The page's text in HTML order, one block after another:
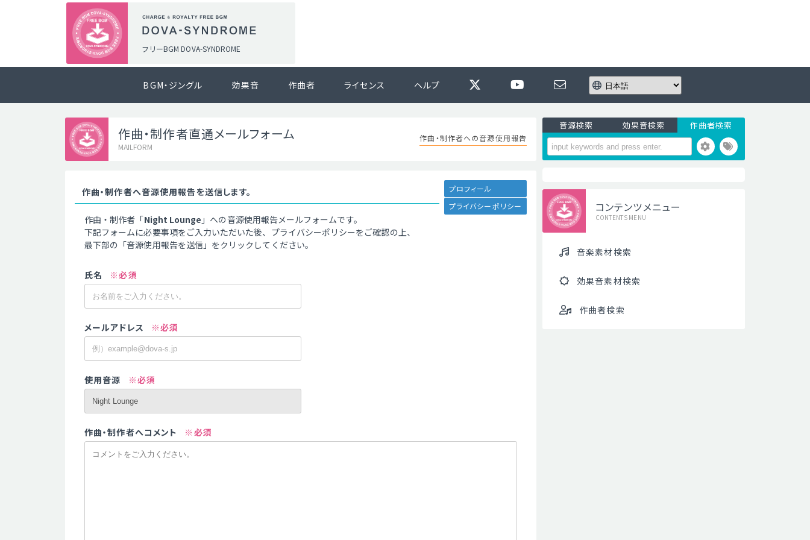
フリーBGM DOVA-SYNDROME
BGM・ジングル 効果音 作曲者 ライセンス ヘルプ
作曲・制作者直通メールフォーム
MAILFORM
作曲・制作者への音源使用報告
作曲・制作者へ音源使用報告を送信します。
プロフィール
プライバシーポリシー
作曲・制作者「Night Lounge 」への音源使用報告メールフォームです。
下記フォームに必要事項をご入力いただいた後、プライバシーポリシーをご確認の上、
最下部の「音源使用報告を送信」をクリックしてください。
氏名 ※必須
メールアドレス ※必須
使用音源 ※必須
作曲・制作者へコメント ※必須
音源検索 効果音検索 作曲者検索
コンテンツメニュー
CONTENTS MENU
音楽素材検索
効果音素材検索
作曲者検索